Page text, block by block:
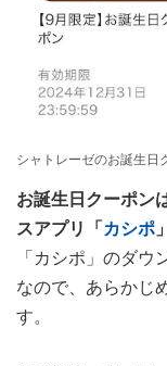
シャトレーゼのお誕生日
お誕生日クーポン
スアプリ「 カシポ
「カシポ」のダ
なので、あらかじ
す。